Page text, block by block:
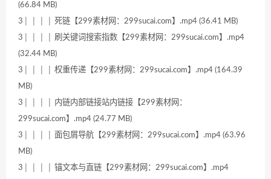
(66.84 MB)
3│ │ │ │ 死链【299素材网：299sucai.com】.mp4 (36.41 MB)
3│ │ │ │ 刷关键词搜索指数【299素材网：299sucai.com】.mp4
(32.44 MB)
3│ │ │ │ 权重传递【299素材网：299sucai.com】.mp4 (164.39
MB)
3│ │ │ │ 内链内部链接站内链接【299素材网：
299sucai.com】.mp4 (24.77 MB)
3│ │ │ │ 面包屑导航【299素材网：299sucai.com】.mp4 (63.96
MB)
3│ │ │ │ 锚文本与直链【299素材网：299sucai.com】.mp4